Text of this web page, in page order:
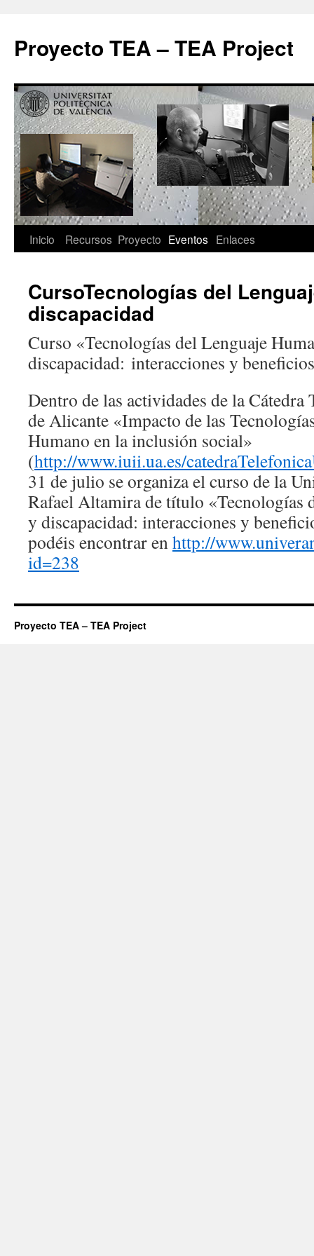
Proyecto TEA – TEA Project
Inicio Recursos Proyecto Eventos Enlaces
CursoTecnologías del
discapacidad
Curso «Tecnologías del Lenguaje
discapacidad: interacciones y
Dentro de las actividades de la
de Alicante «Impacto de las
Humano en la inclusión social»
(http://www.iuii.ua.es/
31 de julio se organiza el curso de la
Rafael Altamira de título «Tecnologías
y discapacidad: interacciones y
podéis encontrar enhttp://
id=238
Proyecto TEA – TEA Project